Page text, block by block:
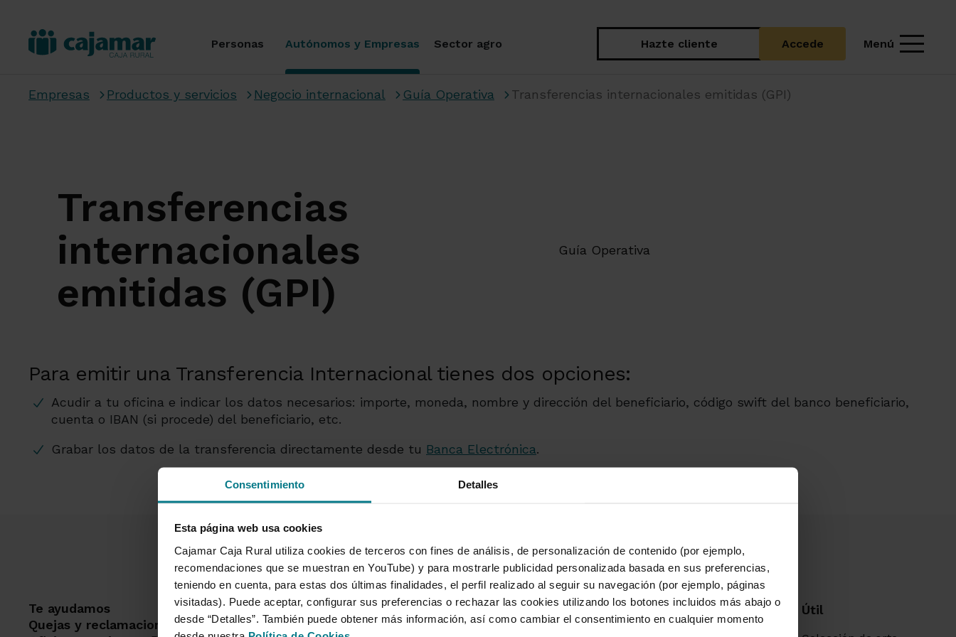
Consentimiento Detalles
Esta página web usa cookies
Cajamar Caja Rural utiliza cookies de terceros con fines de análisis, de personalización de contenido (por ejemplo,
recomendaciones que se muestran en YouTube) y para mostrarle publicidad personalizada basada en sus preferencias,
teniendo en cuenta, para estas dos últimas finalidades, el perfil realizado al seguir su navegación (por ejemplo, páginas
visitadas). Puede aceptar, configurar sus preferencias o rechazar las cookies utilizando los botones incluidos más abajo o
desde “Detalles”. También puede obtener más información, así como cambiar el consentimiento en cualquier momento
Personas Autónomos y Empresas Sector agro Hazte cliente Accede Menú
Empresas Productos y servicios Negocio internacional Guía Operativa Transferencias internacionales emitidas (GPI)
Transferencias
internacionales
emitidas (GPI)
Guía Operativa
Para emitir una Transferencia Internacional tienes dos opciones:
Acudir a tu oficina e indicar los datos necesarios: importe, moneda, nombre y dirección del beneficiario, código swift del banco beneficiario,
cuenta o IBAN (si procede) del beneficiario, etc.
Grabar los datos de la transferencia directamente desde tu Banca Electrónica.
Te ayudamos
Quejas y reclamaciones
Destacados Información corporativa Útil